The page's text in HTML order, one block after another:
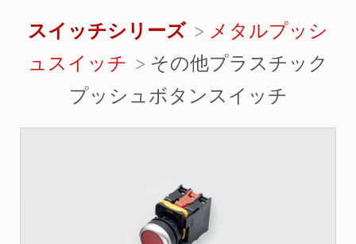
スイッチシリーズ
メタルプッシ
ュスイッチ
その他プラスチック
プッシュボタンスイッチ